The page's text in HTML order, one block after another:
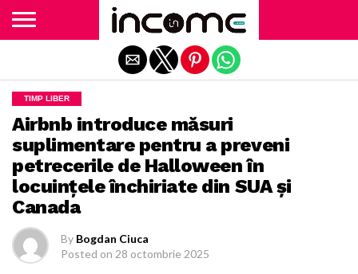
TIMP LIBER
Airbnb introduce măsuri
suplimentare pentru a preveni
petrecerile de Halloween în
locuinţele închiriate din SUA şi
Canada
By Bogdan Ciuca
Posted on 28 octombrie 2025
Exit mobile version